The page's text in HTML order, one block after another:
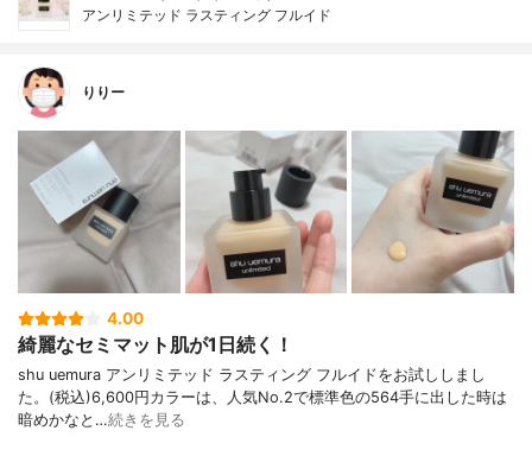
アンリミテッド ラスティング フルイド
りりー
4.00
綺麗なセミマット肌が1日続く！
shu uemura アンリミテッド ラスティング フルイドをお試ししまし
た。(税込)6,600円カラーは、人気No.2で標準色の564手に出した時は
暗めかなと…続きを見る